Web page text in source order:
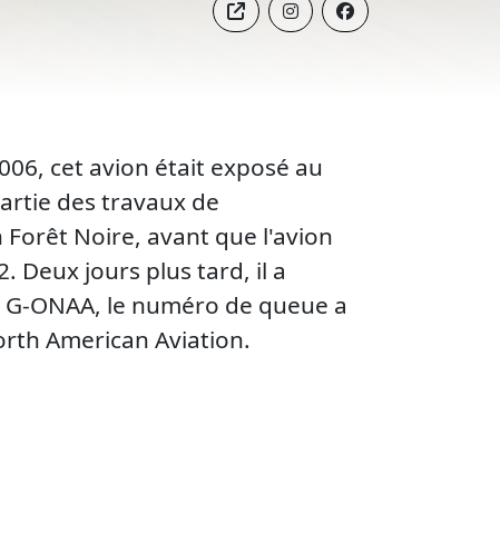
cet avion était exposé au
des travaux de
Noire, avant que l'avion
Deux jours plus tard, il a
ONAA, le numéro de queue a
American Aviation.